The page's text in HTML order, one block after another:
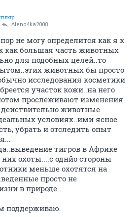
Aleno4ka2008
препараты -
промышленности и
правовыми актами
стран. И ни одно
приведу банальный
одного ребенка ради
- загрязнение
потепление климаьа. Вот этим !
надо уделять
А бедные мышки и кошечки
рай, т.к. пострадали ради